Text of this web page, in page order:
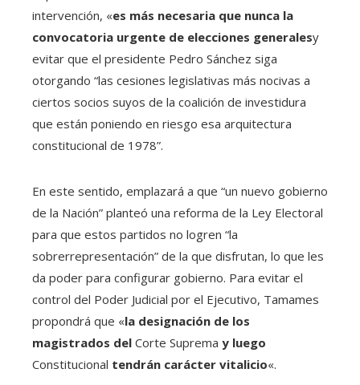
intervención, «es más necesaria que nunca la
convocatoria urgente de elecciones generalesy
evitar que el presidente Pedro Sánchez siga
otorgando “las cesiones legislativas más nocivas a
ciertos socios suyos de la coalición de investidura
que están poniendo en riesgo esa arquitectura
constitucional de 1978”.
En este sentido, emplazará a que “un nuevo gobierno
de la Nación” planteó una reforma de la Ley Electoral
para que estos partidos no logren “la
sobrerrepresentación” de la que disfrutan, lo que les
da poder para configurar gobierno. Para evitar el
control del Poder Judicial por el Ejecutivo, Tamames
propondrá que «la designación de los
magistrados del Corte Suprema y luego
Constitucional tendrán carácter vitalicio«.